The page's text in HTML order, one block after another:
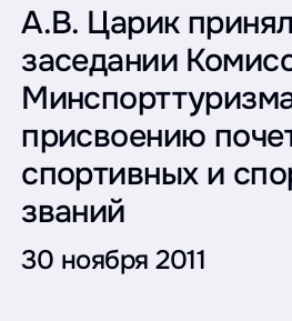
А.В. Царик
заседании
присвоению
спортивных и
званий
30 ноября 2011